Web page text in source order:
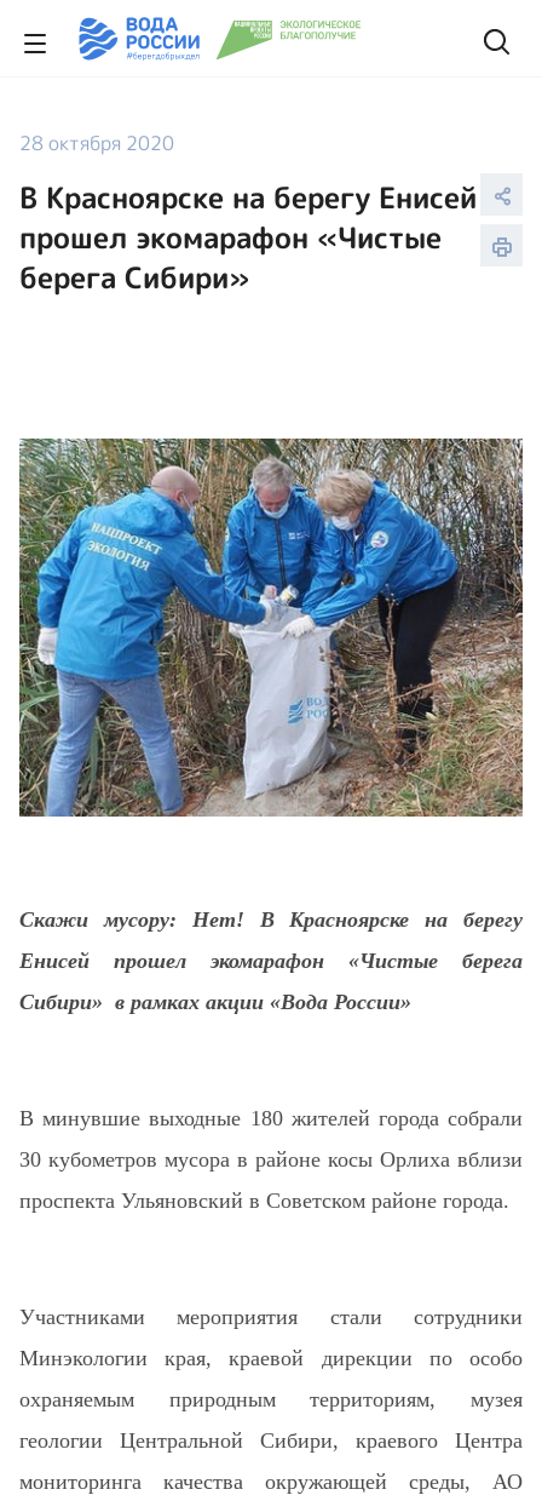
28 октября 2020
В Красноярске на берегу Енисей
прошел экомарафон «Чистые
берега Сибири»
Скажи мусору: Нет! В Красноярске на берегу
Енисей прошел экомарафон «Чистые берега
Сибири» в рамках акции «Вода России»
В минувшие выходные 180 жителей города собрали
30 кубометров мусора в районе косы Орлиха вблизи
проспекта Ульяновский в Советском районе города.
Участниками мероприятия стали сотрудники
Минэкологии края, краевой дирекции по особо
охраняемым природным территориям, музея
геологии Центральной Сибири, краевого Центра
мониторинга качества окружающей среды, АО